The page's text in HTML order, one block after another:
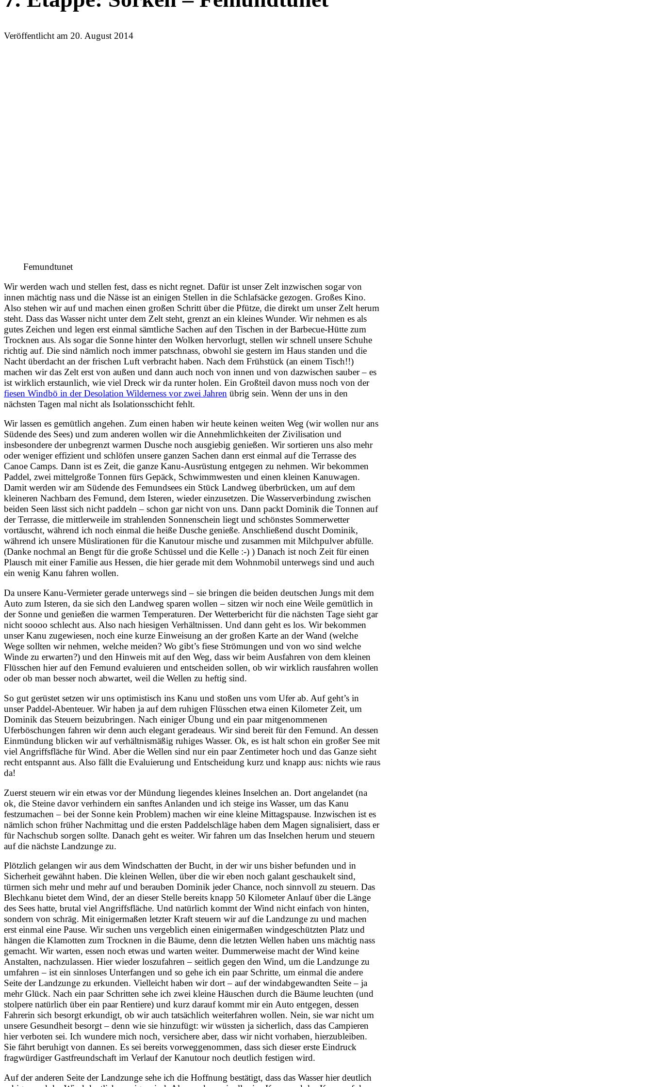
Veröffentlicht am 20. August 2014
Femundtunet
Wir werden wach und stellen fest, dass es nicht regnet. Dafür ist unser Zelt inzwischen sogar von
innen mächtig nass und die Nässe ist an einigen Stellen in die Schlafsäcke gezogen. Großes Kino.
Also stehen wir auf und machen einen großen Schritt über die Pfütze, die direkt um unser Zelt herum
steht. Dass das Wasser nicht unter dem Zelt steht, grenzt an ein kleines Wunder. Wir nehmen es als
gutes Zeichen und legen erst einmal sämtliche Sachen auf den Tischen in der Barbecue-Hütte zum
Trocknen aus. Als sogar die Sonne hinter den Wolken hervorlugt, stellen wir schnell unsere Schuhe
richtig auf. Die sind nämlich noch immer patschnass, obwohl sie gestern im Haus standen und die
Nacht überdacht an der frischen Luft verbracht haben. Nach dem Frühstück (an einem Tisch!!)
machen wir das Zelt erst von außen und dann auch noch von innen und von dazwischen sauber – es
ist wirklich erstaunlich, wie viel Dreck wir da runter holen. Ein Großteil davon muss noch von der
fiesen Windbö in der Desolation Wilderness vor zwei Jahren übrig sein. Wenn der uns in den
nächsten Tagen mal nicht als Isolationsschicht fehlt.
Wir lassen es gemütlich angehen. Zum einen haben wir heute keinen weiten Weg (wir wollen nur ans
Südende des Sees) und zum anderen wollen wir die Annehmlichkeiten der Zivilisation und
insbesondere der unbegrenzt warmen Dusche noch ausgiebig genießen. Wir sortieren uns also mehr
oder weniger effizient und schlöfen unsere ganzen Sachen dann erst einmal auf die Terrasse des
Canoe Camps. Dann ist es Zeit, die ganze Kanu-Ausrüstung entgegen zu nehmen. Wir bekommen
Paddel, zwei mittelgroße Tonnen fürs Gepäck, Schwimmwesten und einen kleinen Kanuwagen.
Damit werden wir am Südende des Femundsees ein Stück Landweg überbrücken, um auf dem
kleineren Nachbarn des Femund, dem Isteren, wieder einzusetzen. Die Wasserverbindung zwischen
beiden Seen lässt sich nicht paddeln – schon gar nicht von uns. Dann packt Dominik die Tonnen auf
der Terrasse, die mittlerweile im strahlenden Sonnenschein liegt und schönstes Sommerwetter
vortäuscht, während ich noch einmal die heiße Dusche genieße. Anschließend duscht Dominik,
während ich unsere Müslirationen für die Kanutour mische und zusammen mit Milchpulver abfülle.
(Danke nochmal an Bengt für die große Schüssel und die Kelle :-) ) Danach ist noch Zeit für einen
Plausch mit einer Familie aus Hessen, die hier gerade mit dem Wohnmobil unterwegs sind und auch
ein wenig Kanu fahren wollen.
Da unsere Kanu-Vermieter gerade unterwegs sind – sie bringen die beiden deutschen Jungs mit dem
Auto zum Isteren, da sie sich den Landweg sparen wollen – sitzen wir noch eine Weile gemütlich in
der Sonne und genießen die warmen Temperaturen. Der Wetterbericht für die nächsten Tage sieht gar
nicht soooo schlecht aus. Also nach hiesigen Verhältnissen. Und dann geht es los. Wir bekommen
unser Kanu zugewiesen, noch eine kurze Einweisung an der großen Karte an der Wand (welche
Wege sollten wir nehmen, welche meiden? Wo gibt’s fiese Strömungen und von wo sind welche
Winde zu erwarten?) und den Hinweis mit auf den Weg, dass wir beim Ausfahren von dem kleinen
Flüsschen hier auf den Femund evaluieren und entscheiden sollen, ob wir wirklich rausfahren wollen
oder ob man besser noch abwartet, weil die Wellen zu heftig sind.
So gut gerüstet setzen wir uns optimistisch ins Kanu und stoßen uns vom Ufer ab. Auf geht’s in
unser Paddel-Abenteuer. Wir haben ja auf dem ruhigen Flüsschen etwa einen Kilometer Zeit, um
Dominik das Steuern beizubringen. Nach einiger Übung und ein paar mitgenommenen
Uferböschungen fahren wir denn auch elegant geradeaus. Wir sind bereit für den Femund. An dessen
Einmündung blicken wir auf verhältnismäßig ruhiges Wasser. Ok, es ist halt schon ein großer See mit
viel Angriffsfläche für Wind. Aber die Wellen sind nur ein paar Zentimeter hoch und das Ganze sieht
recht entspannt aus. Also fällt die Evaluierung und Entscheidung kurz und knapp aus: nichts wie raus
da!
Zuerst steuern wir ein etwas vor der Mündung liegendes kleines Inselchen an. Dort angelandet (na
ok, die Steine davor verhindern ein sanftes Anlanden und ich steige ins Wasser, um das Kanu
festzumachen – bei der Sonne kein Problem) machen wir eine kleine Mittagspause. Inzwischen ist es
nämlich schon früher Nachmittag und die ersten Paddelschläge haben dem Magen signalisiert, dass er
für Nachschub sorgen sollte. Danach geht es weiter. Wir fahren um das Inselchen herum und steuern
auf die nächste Landzunge zu.
Plötzlich gelangen wir aus dem Windschatten der Bucht, in der wir uns bisher befunden und in
Sicherheit gewähnt haben. Die kleinen Wellen, über die wir eben noch galant geschaukelt sind,
türmen sich mehr und mehr auf und berauben Dominik jeder Chance, noch sinnvoll zu steuern. Das
Blechkanu bietet dem Wind, der an dieser Stelle bereits knapp 50 Kilometer Anlauf über die Länge
des Sees hatte, brutal viel Angriffsfläche. Und natürlich kommt der Wind nicht einfach von hinten,
sondern von schräg. Mit einigermaßen letzter Kraft steuern wir auf die Landzunge zu und machen
erst einmal eine Pause. Wir suchen uns vergeblich einen einigermaßen windgeschützten Platz und
hängen die Klamotten zum Trocknen in die Bäume, denn die letzten Wellen haben uns mächtig nass
gemacht. Wir warten, essen noch etwas und warten weiter. Dummerweise macht der Wind keine
Anstalten, nachzulassen. Hier wieder loszufahren – seitlich gegen den Wind, um die Landzunge zu
umfahren – ist ein sinnloses Unterfangen und so gehe ich ein paar Schritte, um einmal die andere
Seite der Landzunge zu erkunden. Vielleicht haben wir dort – auf der windabgewandten Seite – ja
mehr Glück. Nach ein paar Schritten sehe ich zwei kleine Häuschen durch die Bäume leuchten (und
stolpere natürlich über ein paar Rentiere) und kurz darauf kommt mir ein Auto entgegen, dessen
Fahrerin sich besorgt erkundigt, ob wir auch tatsächlich weiterfahren wollen. Nein, sie war nicht um
unsere Gesundheit besorgt – denn wie sie hinzufügt: wir wüssten ja sicherlich, dass das Campieren
hier verboten sei. Ich wundere mich noch, versichere aber, dass wir nicht vorhaben, hierzubleiben.
Sie fährt beruhigt von dannen. Es sei bereits vorweggenommen, dass sich dieser erste Eindruck
fragwürdiger Gastfreundschaft im Verlauf der Kanutour noch deutlich festigen wird.
Auf der anderen Seite der Landzunge sehe ich die Hoffnung bestätigt, dass das Wasser hier deutlich